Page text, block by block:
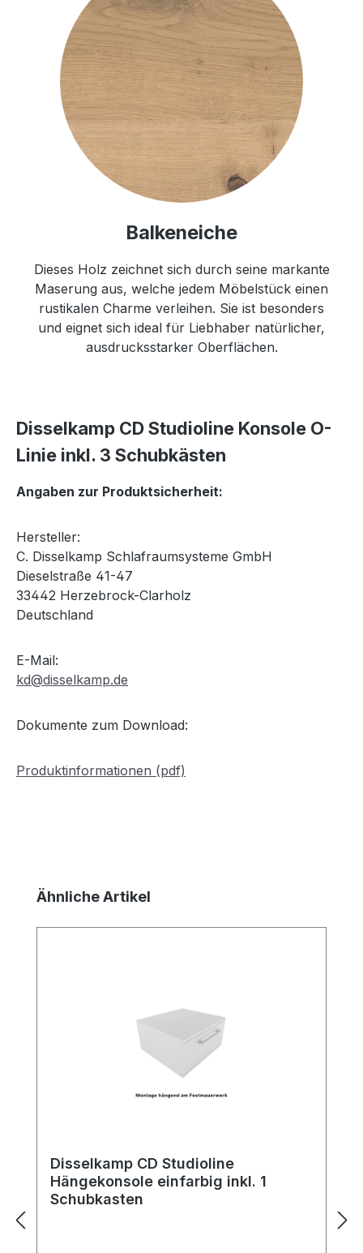
Balkeneiche
Dieses Holz zeichnet sich durch seine markante
Maserung aus, welche jedem Möbelstück einen
rustikalen Charme verleihen. Sie ist besonders
und eignet sich ideal für Liebhaber natürlicher,
ausdrucksstarker Oberflächen.
Disselkamp CD Studioline Konsole O-
Linie inkl. 3 Schubkästen
Angaben zur Produktsicherheit:
Hersteller:
C. Disselkamp Schlafraumsysteme GmbH
Dieselstraße 41-47
33442 Herzebrock-Clarholz
Deutschland
E-Mail:
kd@disselkamp.de
Dokumente zum Download:
Produktinformationen (pdf)
Produktgalerie überspringen
Ähnliche Artikel
Disselkamp CD Studioline
Hängekonsole einfarbig inkl. 1
Schubkasten